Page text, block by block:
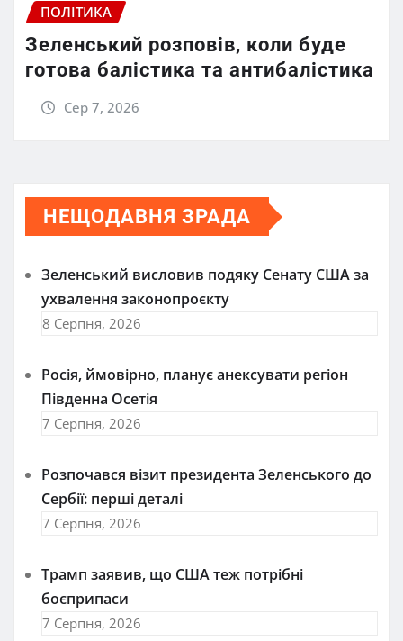
ПОЛІТИКА
Зеленський розповів, коли буде
готова балістика та антибалістика
Сер 7, 2026
НЕЩОДАВНЯ ЗРАДА
Зеленський висловив подяку Сенату США за
ухвалення законопроєкту
8 Серпня, 2026
Росія, ймовірно, планує анексувати регіон
Південна Осетія
7 Серпня, 2026
Розпочався візит президента Зеленського до
Сербії: перші деталі
7 Серпня, 2026
Трамп заявив, що США теж потрібні
боєприпаси
7 Серпня, 2026